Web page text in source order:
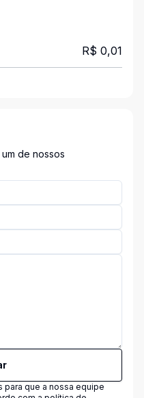
R$ 0,01
de nossos
para que a nossa equipe